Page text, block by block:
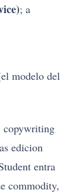
; a
modelo del
copywriting
edicion
entra
commodity,